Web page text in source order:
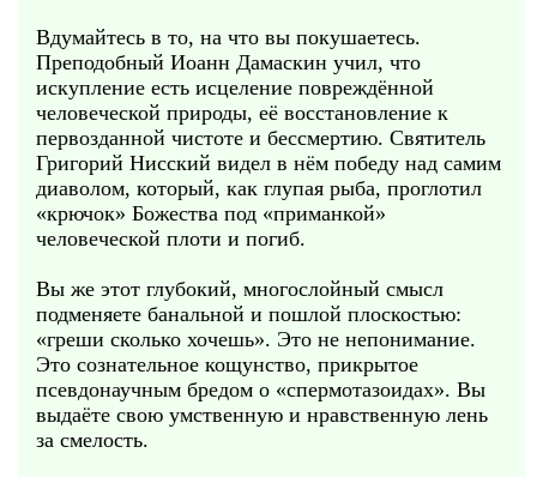
Вдумайтесь в то, на что вы покушаетесь.
Преподобный Иоанн Дамаскин учил, что
искупление есть исцеление повреждённой
человеческой природы, её восстановление к
первозданной чистоте и бессмертию. Святитель
Григорий Нисский видел в нём победу над самим
диаволом, который, как глупая рыба, проглотил
«крючок» Божества под «приманкой»
человеческой плоти и погиб.
Вы же этот глубокий, многослойный смысл
подменяете банальной и пошлой плоскостью:
«греши сколько хочешь». Это не непонимание.
Это сознательное кощунство, прикрытое
псевдонаучным бредом о «спермотазоидах». Вы
выдаёте свою умственную и нравственную лень
за смелость.